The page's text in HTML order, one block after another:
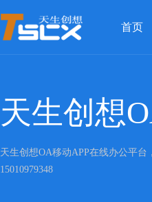
首页
天生创想
天生创想OA移动APP在线办公平
15010979348